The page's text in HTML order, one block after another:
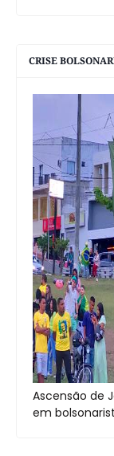
CRISE
Ascensão de
em